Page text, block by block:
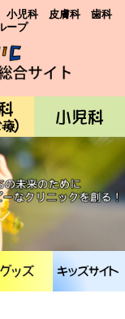
小児科 皮膚科 歯科
ープ